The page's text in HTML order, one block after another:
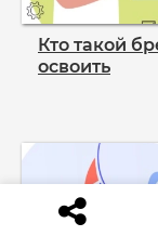
Кто такой
освоить